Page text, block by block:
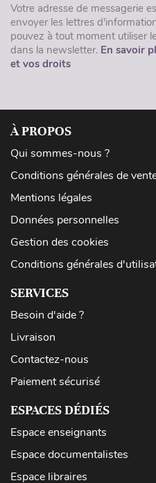
Votre adresse de messagerie
envoyer les lettres
pouvez à tout moment utiliser
dans la newsletter. En savoir
et vos droits
À PROPOS
Qui sommes-nous ?
Conditions générales de
Mentions légales
Données personnelles
Gestion des cookies
Conditions générales
SERVICES
Besoin d'aide ?
Livraison
Contactez-nous
Paiement sécurisé
ESPACES DÉDIÉS
Espace enseignants
Espace documentalistes
Espace libraires